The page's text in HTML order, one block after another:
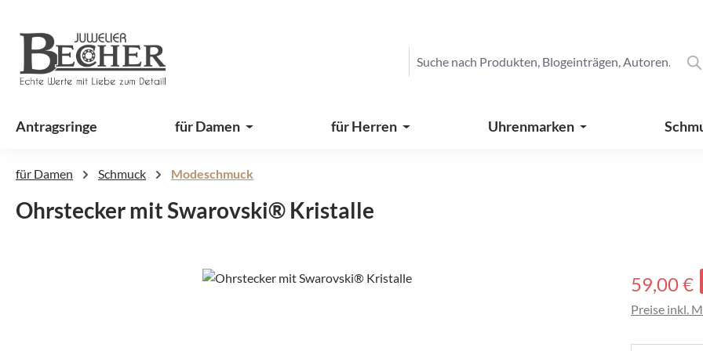
Antragsringe für Damen für Herren Uhrenmarken
für Damen Schmuck Modeschmuck
Ohrstecker mit Swarovski® Kristalle
59,00 €
Preise inkl.